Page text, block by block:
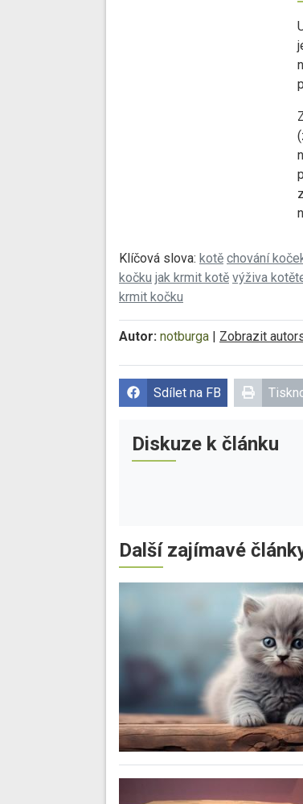
Klíčová slova: kotě chování
kočku jak krmit kotě výživa
krmit kočku
Autor: notburga Zobrazit
Sdílet na FB
Diskuze k článku
Další zajímavé